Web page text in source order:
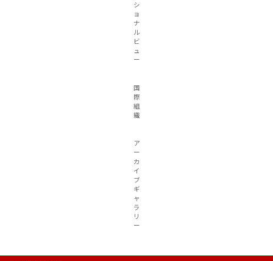
シ
ョ
ナ
ル
ビ
ュ
ー
国
際
組
織
ア
ー
カ
イ
ブ
ギ
ャ
ラ
リ
ー